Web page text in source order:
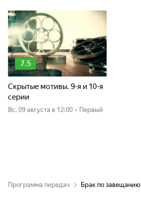
7.5
Скрытые мотивы. 9-я и 10-я
серии
вс, 09 августа в 12:00 • Первый
Программа передач Брак по завещанию